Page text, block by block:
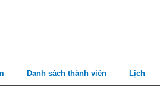
Danh sách thành viên Lịch